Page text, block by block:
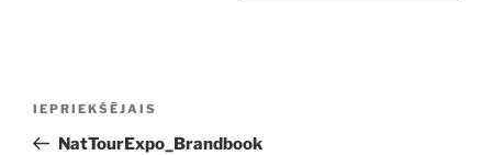
Iepriekšējā
ziņa:
IEPRIEKŠĒJAIS
NatTourExpo_Brandbook